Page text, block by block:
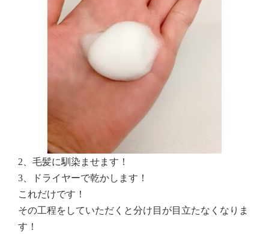
2、毛髪に馴染ませます！
3、ドライヤーで乾かします！
これだけです！
その工程をしていただくと分け目が目立たなくなりま
す！